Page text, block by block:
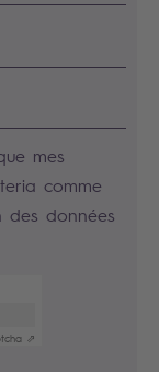
mes
comme
données
⇗